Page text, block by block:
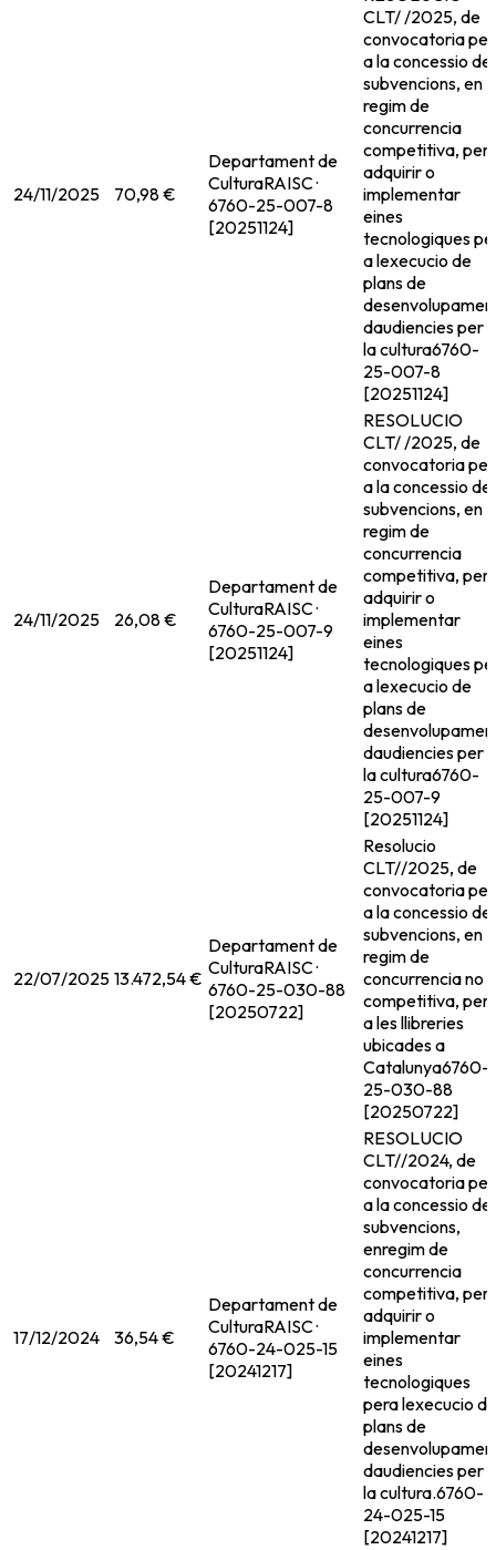
24/11/2025 70,98 €
Departament de
CulturaRAISC ·
6760-25-007-8
[20251124]
CLT/ /2025, de
convocatoria per
a la concessio de
subvencions, en
regim de
concurrencia
competitiva, per
adquirir o
implementar
eines
tecnologiques
a lexecucio de
plans de
daudiencies per a
la cultura6760-
25-007-8
[20251124]
24/11/2025 26,08 €
Departament de
CulturaRAISC ·
6760-25-007-9
[20251124]
RESOLUCIO
CLT/ /2025, de
convocatoria per
a la concessio de
subvencions, en
regim de
concurrencia
competitiva, per
adquirir o
implementar
eines
tecnologiques
a lexecucio de
plans de
daudiencies per a
la cultura6760-
25-007-9
[20251124]
22/07/2025 13.472,54 €
Departament de
CulturaRAISC ·
6760-25-030-88
[20250722]
Resolucio
CLT//2025, de
convocatoria per
a la concessio de
subvencions, en
regim de
concurrencia no
competitiva, per
a les llibreries
ubicades a
Catalunya6760-
25-030-88
[20250722]
17/12/2024 36,54 €
Departament de
CulturaRAISC ·
6760-24-025-15
[20241217]
RESOLUCIO
CLT//2024, de
convocatoria per
a la concessio de
subvencions,
enregim de
concurrencia
competitiva, per
adquirir o
implementar
eines
tecnologiques
pera lexecucio de
plans de
daudiencies per a
la cultura.6760-
24-025-15
[20241217]